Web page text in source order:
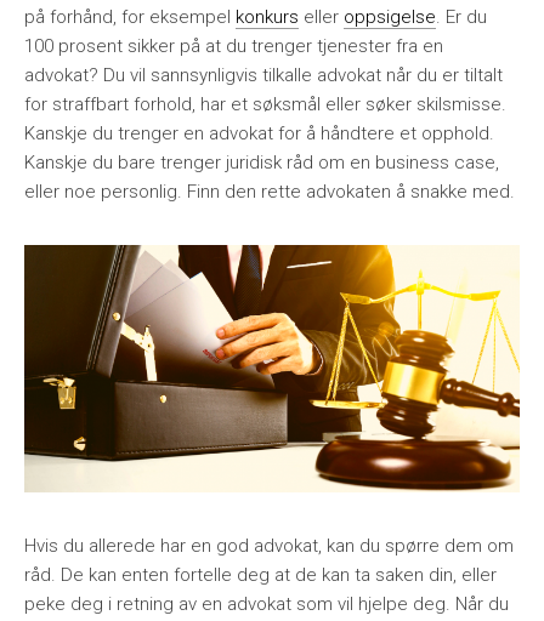
på forhånd, for eksempel konkurs eller oppsigelse. Er du
100 prosent sikker på at du trenger tjenester fra en
advokat? Du vil sannsynligvis tilkalle advokat når du er tiltalt
for straffbart forhold, har et søksmål eller søker skilsmisse.
Kanskje du trenger en advokat for å håndtere et opphold.
Kanskje du bare trenger juridisk råd om en business case,
eller noe personlig. Finn den rette advokaten å snakke med.
Hvis du allerede har en god advokat, kan du spørre dem om
råd. De kan enten fortelle deg at de kan ta saken din, eller
peke deg i retning av en advokat som vil hjelpe deg. Når du